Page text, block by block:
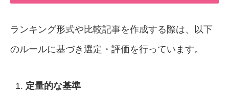
ランキング形式や比較記事を作成する際は、以下
のルールに基づき選定・評価を行っています。
定量的な基準